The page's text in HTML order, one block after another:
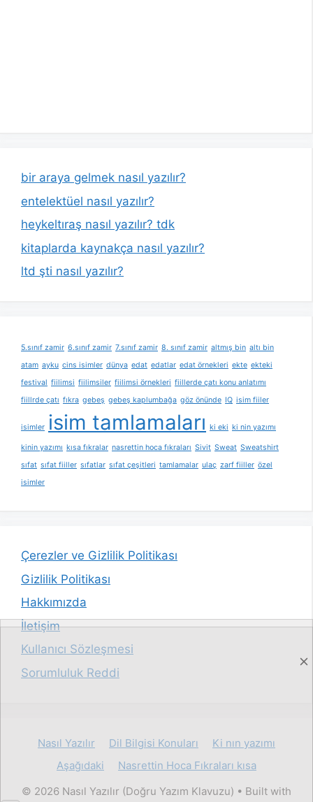
bir araya gelmek nasıl yazılır?
entelektüel nasıl yazılır?
heykeltıraş nasıl yazılır? tdk
kitaplarda kaynakça nasıl yazılır?
ltd şti nasıl yazılır?
5.sınıf zamir 6.sınıf zamir 7.sınıf zamir 8. sınıf zamir altmış bin altı bin
atam ayku cins isimler dünya edat edatlar edat örnekleri ekte ekteki
festival fiilimsi fiilimsiler fiilimsi örnekleri fiillerde çatı konu anlatımı
fiillrde çatı fıkra gebeş gebeş kaplumbağa göz önünde IQ isim fiiler
isimler isim tamlamaları ki eki ki nin yazımı
kinin yazımı kısa fıkralar nasrettin hoca fıkraları Sivit Sweat Sweatshirt
sıfat sıfat fiiller sıfatlar sıfat çeşitleri tamlamalar ulaç zarf fiiller özel
isimler
Çerezler ve Gizlilik Politikası
Gizlilik Politikası
Hakkımızda
İletişim
Kullanıcı Sözleşmesi
Sorumluluk Reddi
Nasıl Yazılır Dil Bilgisi Konuları
Ki nın yazımı
Aşağıdaki
Nasrettin Hoca Fıkraları kısa
© 2026 Nasıl Yazılır (Doğru Yazım Klavuzu) • Built with